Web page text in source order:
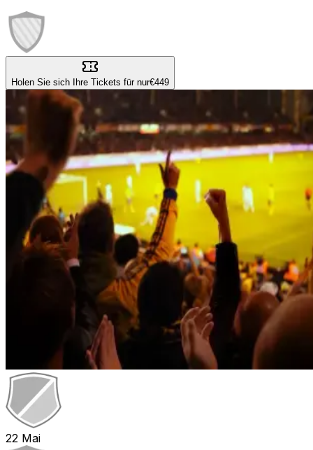
Holen Sie sich Ihre Tickets für nur€449
22 Mai